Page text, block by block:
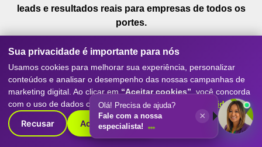
leads e resultados reais para empresas de todos os
portes.
Sua privacidade é importante para nós
Usamos cookies para melhorar sua experiência, personalizar
conteúdos e analisar o desempenho das nossas campanhas de
marketing digital. Ao clicar em “Aceitar cookies” , você concorda
com o uso de dados conforme nossaPolítica de Privacidade.
Recusar Aceitar cookies
Olá! Precisa de ajuda?
Fale com a nossa
especialista!
×